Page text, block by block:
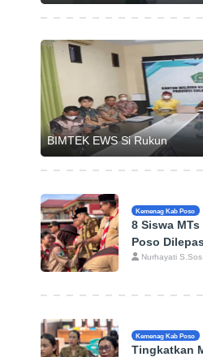
BIMTEK EWS Si Rukun
Kemenag Kab Poso
8 Siswa
Poso
Nurhayati S.Sos
Kemenag Kab Poso
Tingkatkan